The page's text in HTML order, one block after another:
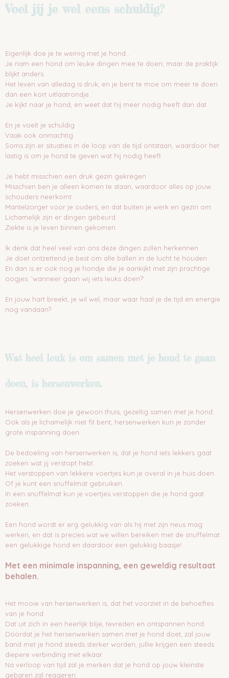
Voel jij je wel eens schuldig?
Eigenlijk doe je te weinig met je hond...
Je nam een hond om leuke dingen mee te doen, maar de praktijk
blijkt anders.
Het leven van alledag is druk, en je bent te moe om meer te doen
dan een kort uitlaatrondje.
Je kijkt naar je hond, en weet dat hij meer nodig heeft dan dat
En je voelt je schuldig
Vaak ook onmachtig
Soms zijn er situaties in de loop van de tijd ontstaan, waardoor het
lastig is om je hond te geven wat hij nodig heeft
Je hebt misschien een druk gezin gekregen
Misschien ben je alleen komen te staan, waardoor alles op jouw
schouders neerkomt
Mantelzorger voor je ouders, en dat buiten je werk en gezin om
Lichamelijk zijn er dingen gebeurd
Ziekte is je leven binnen gekomen
Ik denk dat heel veel van ons deze dingen zullen herkennen
Je doet ontzettend je best om alle ballen in de lucht te houden
En dan is er ook nog je hondje die je aankijkt met zijn prachtige
oogjes: 'wanneer gaan wij iets leuks doen?'
En jouw hart breekt, je wil wel, maar waar haal je de tijd en energie
nog vandaan?
Wat heel leuk is om samen met je hond te gaan
doen, is hersenwerken.
Hersenwerken doe je gewoon thuis, gezellig samen met je hond.
Ook als je lichamelijk niet fit bent, hersenwerken kun je zonder
grote inspanning doen.
De bedoeling van hersenwerken is, dat je hond iets lekkers gaat
zoeken wat jij verstopt hebt.
Het verstoppen van lekkere voertjes kun je overal in je huis doen.
Of je kunt een snuffelmat gebruiken.
In een snuffelmat kun je voertjes verstoppen die je hond gaat
zoeken.
Een hond wordt er erg gelukkig van als hij met zijn neus mag
werken, en dat is precies wat we willen bereiken met de snuffelmat:
een gelukkige hond en daardoor een gelukkig baasje!
Met een minimale inspanning, een geweldig resultaat
behalen.
Het mooie van hersenwerken is, dat het voorziet in de behoeftes
van je hond.
Dat uit zich in een heerlijk blije, tevreden en ontspannen hond.
Doordat je het hersenwerken samen met je hond doet, zal jouw
band met je hond steeds sterker worden, jullie krijgen een steeds
diepere verbinding met elkaar.
Na verloop van tijd zal je merken dat je hond op jouw kleinste
gebaren zal reageren.